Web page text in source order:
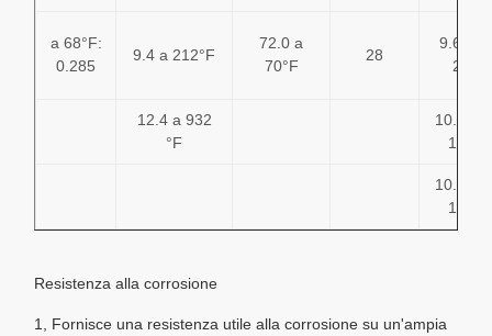
a 68°F:
0.285
9.4 a 212°F
72.0 a
70°F
28
9.6 a
12.4 a 932
°F
10.2 a
10.4 a
Resistenza alla corrosione
1, Fornisce una resistenza utile alla corrosione su un'ampia